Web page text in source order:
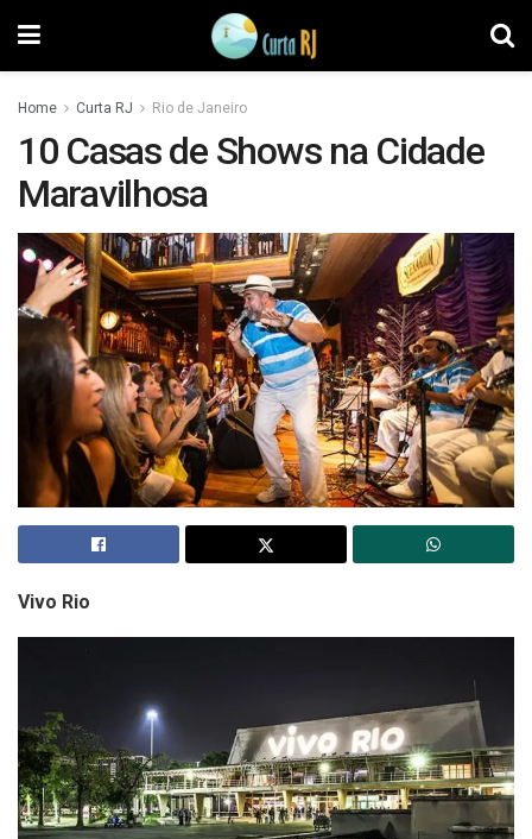
Home Curta RJ Rio de Janeiro
10 Casas de Shows na Cidade
Maravilhosa
Vivo Rio